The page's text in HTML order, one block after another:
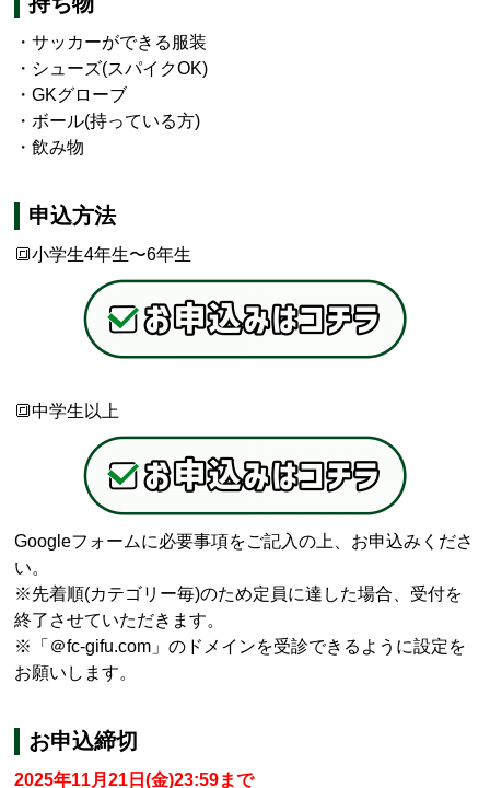
・サッカーができる服装
・シューズ(スパイクOK)
・GKグローブ
・ボール(持っている方)
・飲み物
申込方法
🔳小学生4年生〜6年生
🔳中学生以上
Googleフォームに必要事項をご記入の上、お申込みくださ
い。
※先着順(カテゴリー毎)のため定員に達した場合、受付を
終了させていただきます。
※「＠fc-gifu.com 」のドメインを受診できるように設定を
お願いします。
お申込締切
2025年11月21日(金)23:59まで